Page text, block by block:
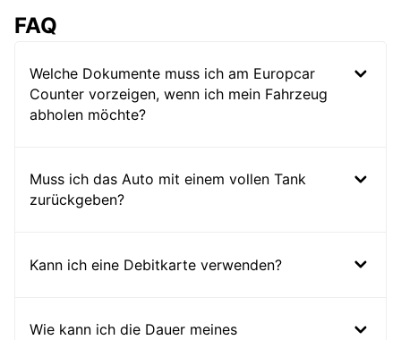
FAQ
Welche Dokumente muss ich am Europcar
Counter vorzeigen, wenn ich mein Fahrzeug
abholen möchte?
Muss ich das Auto mit einem vollen Tank
zurückgeben?
Kann ich eine Debitkarte verwenden?
Wie kann ich die Dauer meines